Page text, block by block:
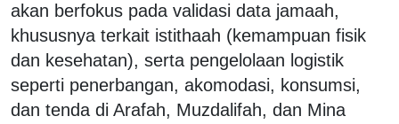
akan berfokus pada validasi data jamaah,
khususnya terkait istithaah (kemampuan fisik
dan kesehatan), serta pengelolaan logistik
seperti penerbangan, akomodasi, konsumsi,
dan tenda di Arafah, Muzdalifah, dan Mina